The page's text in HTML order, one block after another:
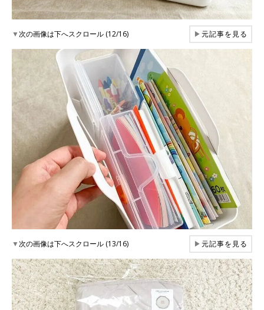
▼次の画像は下へスクロール (12/16) ▶元記事を見る
▼次の画像は下へスクロール (13/16) ▶元記事を見る